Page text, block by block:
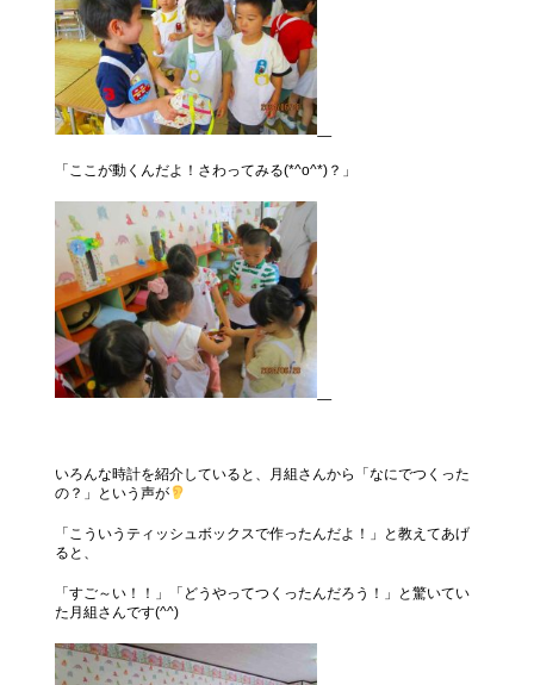
「ここが動くんだよ！さわってみる(*^o^*)？」
いろんな時計を紹介していると、月組さんから「なにでつくった
の？」という声が
「こういうティッシュボックスで作ったんだよ！」と教えてあげ
ると、
「すご～い！！」「どうやってつくったんだろう！」と驚いてい
た月組さんです(^^)